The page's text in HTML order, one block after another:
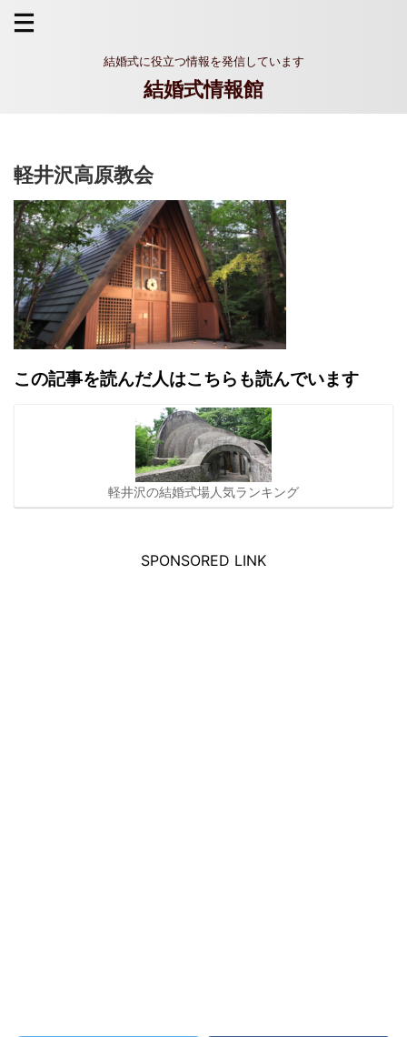
結婚式に役立つ情報を発信しています
結婚式情報館
軽井沢高原教会
この記事を読んだ人はこちらも読んでいます
軽井沢の結婚式場人気ランキング
SPONSORED LINK